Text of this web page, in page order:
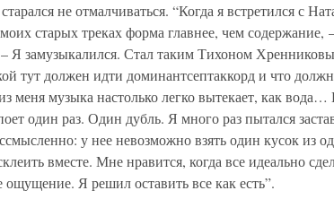
не отмалчиваться. “Когда я встретился с
старых треках форма главнее, чем содержание,
Я замузыкалился. Стал таким Тихоном
тут должен идти доминантсептаккорд и что
меня музыка настолько легко вытекает, как
один раз. Один дубль. Я много раз пытался
у нее невозможно взять один кусок из
вместе. Мне нравится, когда все идеально
ощущение. Я решил оставить все как есть”.